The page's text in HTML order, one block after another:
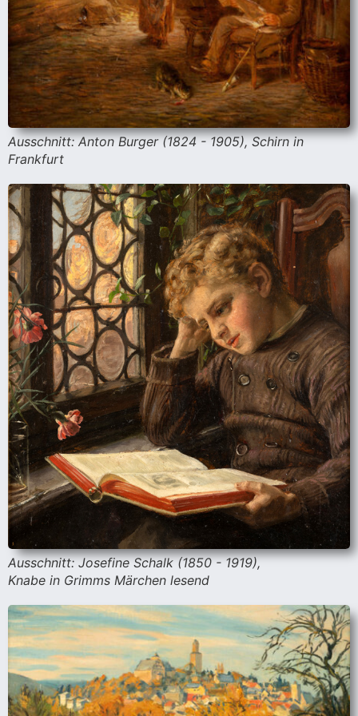
Ausschnitt: Anton Burger (1824 - 1905), Schirn in
Frankfurt
Ausschnitt: Josefine Schalk (1850 - 1919),
Knabe in Grimms Märchen lesend